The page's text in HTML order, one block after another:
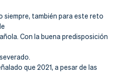
siempre, también para este reto
Con la buena predisposición
que 2021, a pesar de las